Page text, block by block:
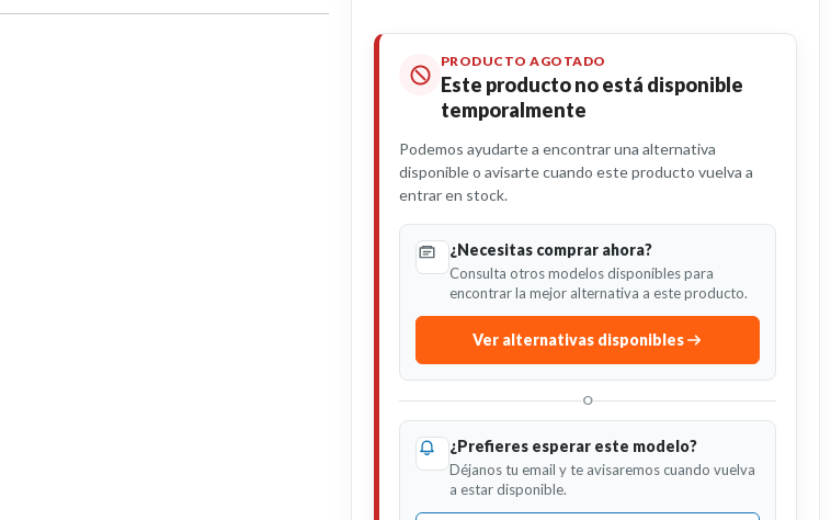
PRODUCTO AGOTADO
Este producto no está disponible
temporalmente
Podemos ayudarte a encontrar una alternativa
disponible o avisarte cuando este producto vuelva a
entrar en stock.
¿Necesitas comprar ahora?
Consulta otros modelos disponibles para
encontrar la mejor alternativa a este producto.
Ver alternativas disponibles
O
¿Prefieres esperar este modelo?
Déjanos tu email y te avisaremos cuando vuelva
a estar disponible.